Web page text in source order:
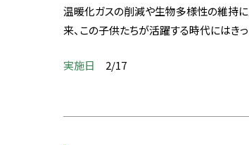
温暖化ガスの削減や生物多様性の維持
来、この子供たちが活躍する時代にはき
実施日 2/17